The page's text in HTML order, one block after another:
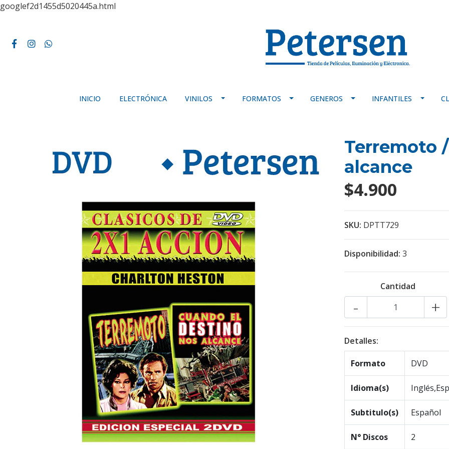
googlef2d1455d5020445a.html
INICIO ELECTRÓNICA VINILOS FORMATOS GENEROS INFANTILES
Terremoto
alcance
$4.900
SKU: DPTT729
Disponibilidad: 3
Cantidad
+
-
Detalles:
Formato DVD
Idioma(s)
Subtitulo(s) Español
N° Discos 2